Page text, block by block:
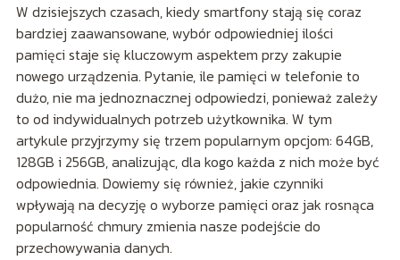
W dzisiejszych czasach, kiedy smartfony stają się coraz
bardziej zaawansowane, wybór odpowiedniej ilości
pamięci staje się kluczowym aspektem przy zakupie
nowego urządzenia. Pytanie, ile pamięci w telefonie to
dużo, nie ma jednoznacznej odpowiedzi, ponieważ zależy
to od indywidualnych potrzeb użytkownika. W tym
artykule przyjrzymy się trzem popularnym opcjom: 64GB,
128GB i 256GB, analizując, dla kogo każda z nich może być
odpowiednia. Dowiemy się również, jakie czynniki
wpływają na decyzję o wyborze pamięci oraz jak rosnąca
popularność chmury zmienia nasze podejście do
przechowywania danych.